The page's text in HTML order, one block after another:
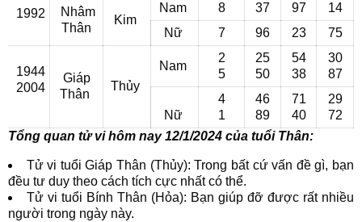
1992
Nhâm
Thân
Kim
Nam 8 37 97
14
Nữ
7 96 23 75
1944
2004
Giáp
Thân
Thủy
Nam
2
5
25
50
54
38
30
87
Nữ
4
1
46
89
71
40
29
72
Tổng quan tử vi hôm nay 12/1/2024 của tuổi Thân:
Tử vi tuổi Giáp Thân (Thủy): Trong bất cứ vấn đề gì, bạn
đều tư duy theo cách tích cực nhất có thể.
Tử vi tuổi Bính Thân (Hỏa): Bạn giúp đỡ được rất nhiều
người trong ngày này.